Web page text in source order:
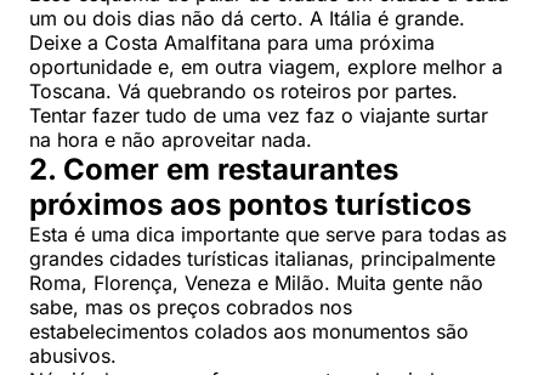
um ou dois dias não dá certo. A Itália é grande.
Deixe a Costa Amalfitana para uma próxima
oportunidade e, em outra viagem, explore melhor a
Toscana. Vá quebrando os roteiros por partes.
Tentar fazer tudo de uma vez faz o viajante surtar
na hora e não aproveitar nada.
2. Comer em restaurantes
próximos aos pontos turísticos
Esta é uma dica importante que serve para todas as
grandes cidades turísticas italianas, principalmente
Roma, Florença, Veneza e Milão. Muita gente não
sabe, mas os preços cobrados nos
estabelecimentos colados aos monumentos são
abusivos.